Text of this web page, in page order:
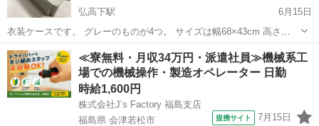
弘高下駅
6月15日
衣装ケースです。 グレーのものが4つ。 サイズは幅68×43cm 高さ
25cm です。 重なります。 透明の蓋があるタイプが1つ。 サイズは幅
73×38cm 高さ35cm です。 蓋があります。 取りに来ていただける
と...
青森 弘前市 弘高下駅 収納家具
≪寮無料・月収34万円・派遣社員≫機械系工
場での機械操作・製造オペレーター 日勤
時給1,600円
株式会社J’s Factory 福島支店
福島県 会津若松市
提携サイト 7月15日